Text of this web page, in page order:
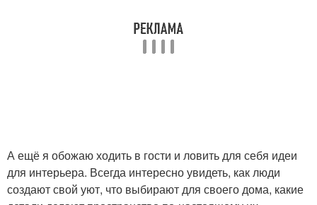
А ещё я обожаю ходить в гости и ловить для себя идеи
для интерьера. Всегда интересно увидеть, как люди
создают свой уют, что выбирают для своего дома, какие